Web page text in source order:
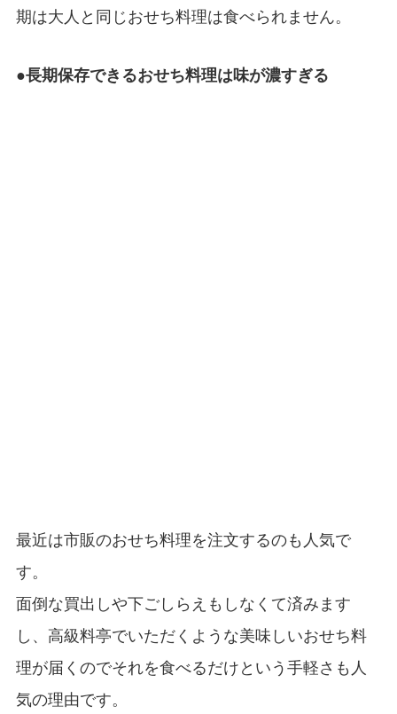
期は大人と同じおせち料理は食べられません。
●長期保存できるおせち料理は味が濃すぎる
最近は市販のおせち料理を注文するのも人気で
す。
面倒な買出しや下ごしらえもしなくて済みます
し、高級料亭でいただくような美味しいおせち料
理が届くのでそれを食べるだけという手軽さも人
気の理由です。